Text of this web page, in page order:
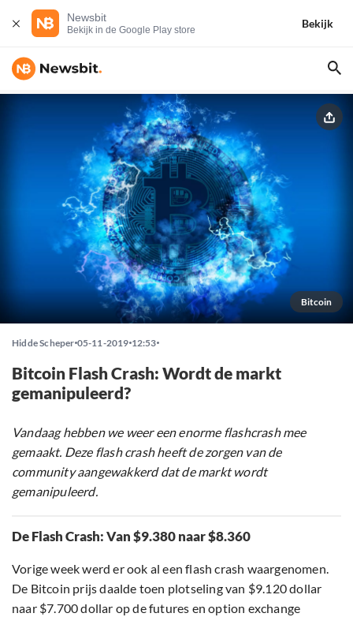
Newsbit
Bekijk in de Google Play store
Bekijk
Bitcoin
Hidde Scheper 05-11-2019 12:53
Bitcoin Flash Crash: Wordt de markt
gemanipuleerd?
Vandaag hebben we weer een enorme flashcrash mee
gemaakt. Deze flash crash heeft de zorgen van de
community aangewakkerd dat de markt wordt
gemanipuleerd.
De Flash Crash: Van $9.380 naar $8.360
Vorige week werd er ook al een flash crash waargenomen.
De Bitcoin prijs daalde toen plotseling van $9.120 dollar
naar $7.700 dollar op de futures en option exchange